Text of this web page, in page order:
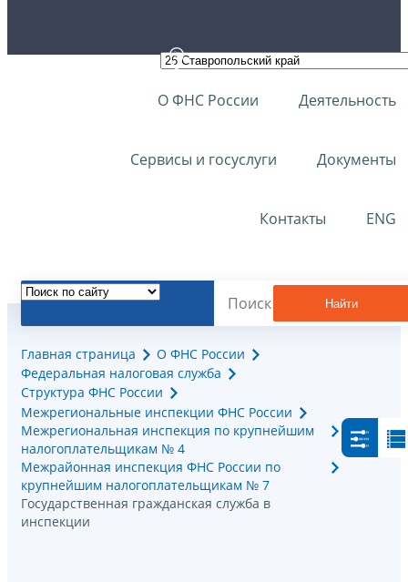
О ФНС России Деятельность
Сервисы и госуслуги Документы
Контакты ENG
Найти
Главная страница
О ФНС России
Федеральная налоговая служба
Структура ФНС России
Межрегиональные инспекции ФНС России
Межрегиональная инспекция по крупнейшим
налогоплательщикам № 4
Межрайонная инспекция ФНС России по
крупнейшим налогоплательщикам № 7
Государственная гражданская служба в
инспекции